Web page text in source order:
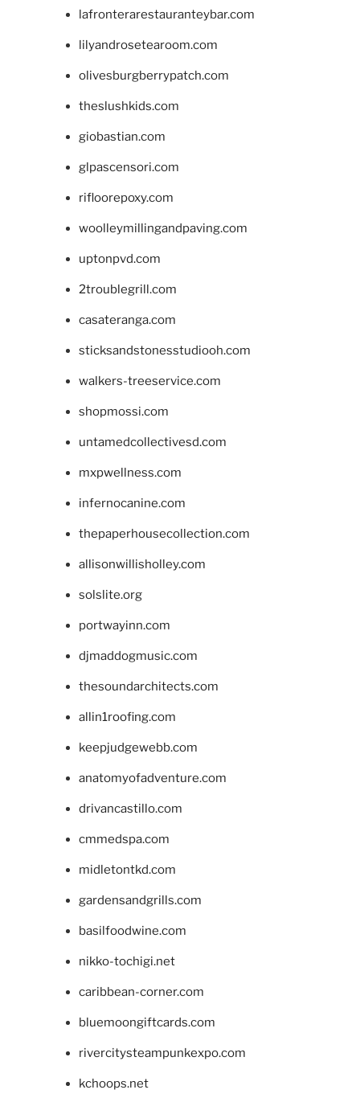
lafronterarestauranteybar.com
lilyandrosetearoom.com
olivesburgberrypatch.com
theslushkids.com
giobastian.com
glpascensori.com
rifloorepoxy.com
woolleymillingandpaving.com
uptonpvd.com
2troublegrill.com
casateranga.com
sticksandstonesstudiooh.com
walkers-treeservice.com
shopmossi.com
untamedcollectivesd.com
mxpwellness.com
infernocanine.com
thepaperhousecollection.com
allisonwillisholley.com
solslite.org
portwayinn.com
djmaddogmusic.com
thesoundarchitects.com
allin1roofing.com
keepjudgewebb.com
anatomyofadventure.com
drivancastillo.com
cmmedspa.com
midletontkd.com
gardensandgrills.com
basilfoodwine.com
nikko-tochigi.net
caribbean-corner.com
bluemoongiftcards.com
rivercitysteampunkexpo.com
kchoops.net